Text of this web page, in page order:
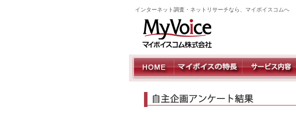
インターネット調査・ネットリサーチなら、マイボイスコムへ